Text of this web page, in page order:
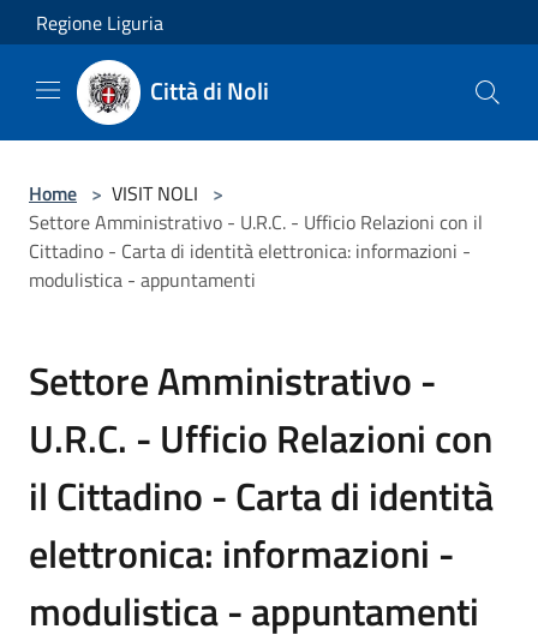
Salta al contenuto principale
Regione Liguria
Città di Noli
Home > VISIT NOLI >
Settore Amministrativo - U.R.C. - Ufficio Relazioni con il
Cittadino - Carta di identità elettronica: informazioni -
modulistica - appuntamenti
Settore Amministrativo -
U.R.C. - Ufficio Relazioni con
il Cittadino - Carta di identità
elettronica: informazioni -
modulistica - appuntamenti